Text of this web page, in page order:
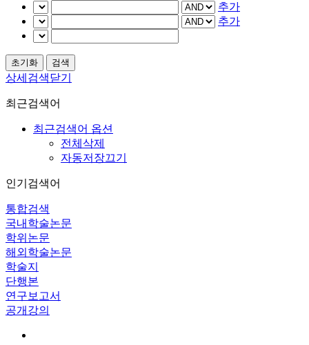
추가
추가
상세검색닫기
최근검색어
최근검색어 옵션
전체삭제
자동저장끄기
인기검색어
통합검색
국내학술논문
학위논문
해외학술논문
학술지
단행본
연구보고서
공개강의